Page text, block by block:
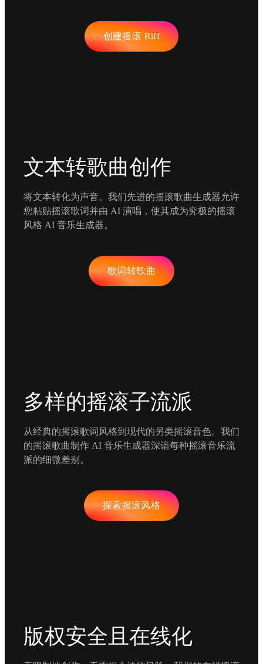
创建摇滚 Riff
文本转歌曲创作
将文本转化为声音。我们先进的摇滚歌曲生成器允许
您粘贴摇滚歌词并由 AI 演唱，使其成为究极的摇滚
风格 AI 音乐生成器。
歌词转歌曲
多样的摇滚子流派
从经典的摇滚歌词风格到现代的另类摇滚音色。我们
的摇滚歌曲制作 AI 音乐生成器深谙每种摇滚音乐流
派的细微差别。
探索摇滚风格
版权安全且在线化